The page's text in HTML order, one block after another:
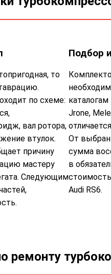
то
по схеме:
вал ротора,
втулок.
причину
мастеру
Следующим
Подбор
Jrone,
От
сумма
в
Audi RS6.
ремонту